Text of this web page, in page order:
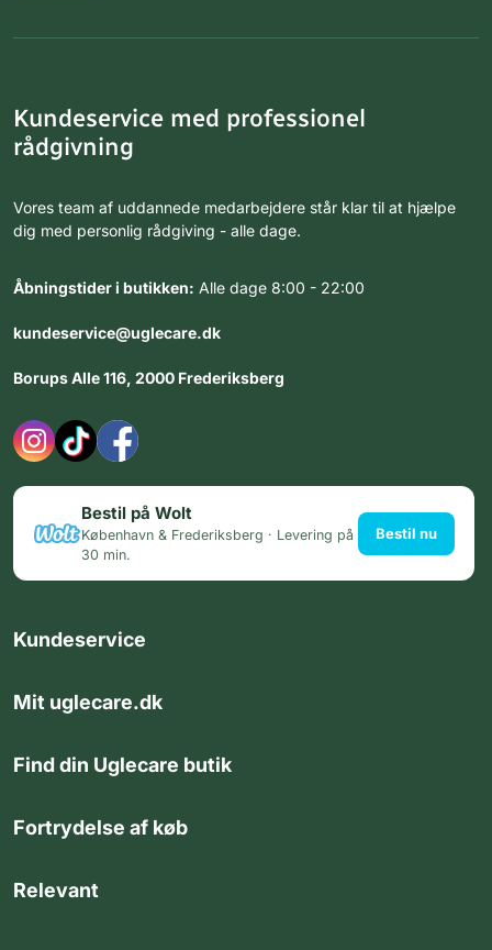
Kundeservice med professionel
rådgivning
Vores team af uddannede medarbejdere står klar til at hjælpe
dig med personlig rådgiving - alle dage.
Åbningstider i butikken: Alle dage 8:00 - 22:00
kundeservice@uglecare.dk
Borups Alle 116, 2000 Frederiksberg
Bestil på Wolt
København & Frederiksberg · Levering på
30 min.
Bestil nu
Kundeservice
Mit uglecare.dk
Find din Uglecare butik
Fortrydelse af køb
Relevant